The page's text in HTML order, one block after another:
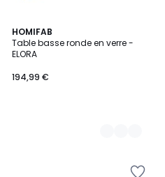
HOMIFAB
Table basse ronde en verre -
ELORA
194,99 €
2
Couleurs